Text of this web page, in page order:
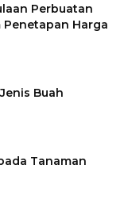
Perbuatan
Harga
Buah
Tanaman